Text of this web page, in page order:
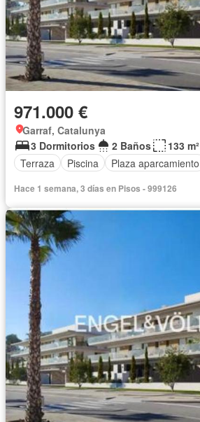
971.000 €
Garraf, Catalunya
3 Dormitorios
2 Baños
133 m²
Terraza
Piscina Plaza aparcamiento
Hace 1 semana, 3 días en Pisos - 999126